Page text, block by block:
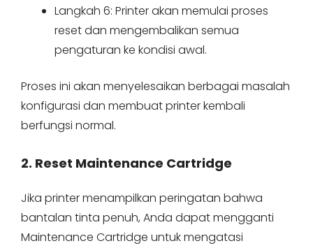
Langkah 6: Printer akan memulai proses
reset dan mengembalikan semua
pengaturan ke kondisi awal.
Proses ini akan menyelesaikan berbagai masalah
konfigurasi dan membuat printer kembali
berfungsi normal.
2. Reset Maintenance Cartridge
Jika printer menampilkan peringatan bahwa
bantalan tinta penuh, Anda dapat mengganti
Maintenance Cartridge untuk mengatasi